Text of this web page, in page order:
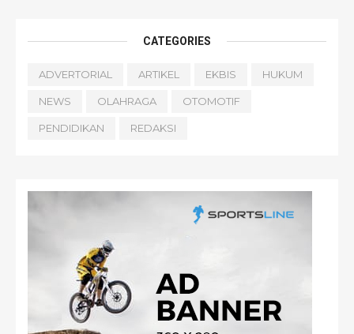
CATEGORIES
ADVERTORIAL ARTIKEL EKBIS HUKUM
NEWS OLAHRAGA OTOMOTIF
PENDIDIKAN REDAKSI